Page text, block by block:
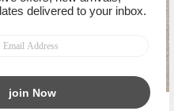
¥134,700